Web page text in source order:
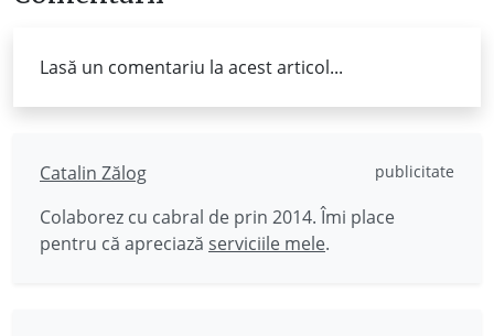
Lasă un comentariu la acest articol...
Catalin Zălog publicitate
Colaborez cu cabral de prin 2014. Îmi place
pentru că apreciază serviciile mele.